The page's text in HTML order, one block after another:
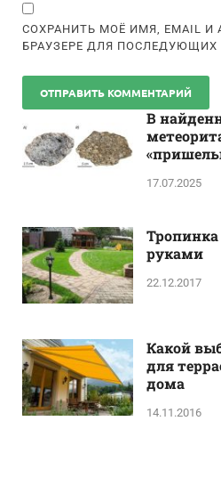
СОХРАНИТЬ МОЁ ИМЯ, EMAIL И
БРАУЗЕРЕ ДЛЯ
В
17.07.2025
руками
22.12.2017
Какой
для
дома
14.11.2016